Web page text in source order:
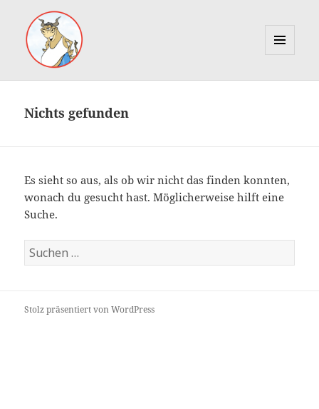
WIDGETS
Nichts gefunden
Es sieht so aus, als ob wir nicht das finden konnten,
wonach du gesucht hast. Möglicherweise hilft eine
Suche.
Suche
nach:
Stolz präsentiert von WordPress